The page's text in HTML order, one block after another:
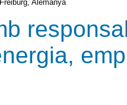
Freiburg, Alemanya